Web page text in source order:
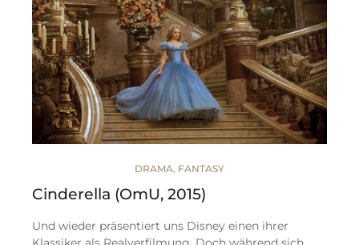
DRAMA, FANTASY
Cinderella (OmU, 2015)
Und wieder präsentiert uns Disney einen ihrer